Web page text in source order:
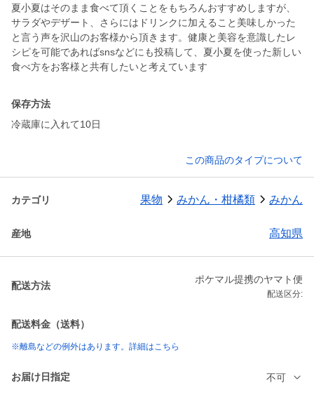
夏小夏はそのまま食べて頂くことをもちろんおすすめしますが、
サラダやデザート、さらにはドリンクに加えること美味しかった
と言う声を沢山のお客様から頂きます。健康と美容を意識したレ
シピを可能であればsnsなどにも投稿して、夏小夏を使った新しい
食べ方をお客様と共有したいと考えています
保存方法
冷蔵庫に入れて10日
この商品のタイプについて
カテゴリ 果物 みかん・柑橘類 みかん
産地 高知県
配送方法
ポケマル提携のヤマト便
配送区分:
配送料金（送料）
※離島などの例外はあります。詳細はこちら
お届け日指定 不可